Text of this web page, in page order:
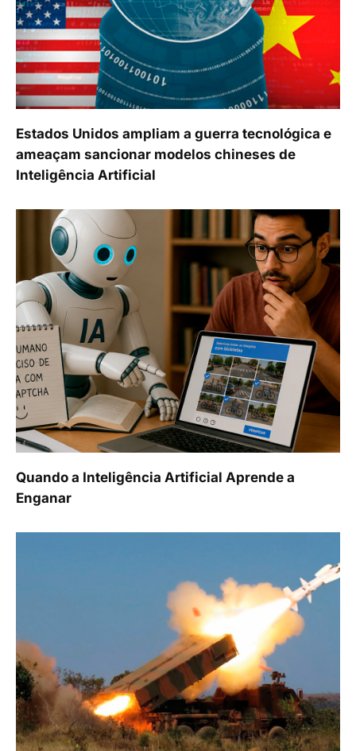
Estados Unidos ampliam a guerra tecnológica e
ameaçam sancionar modelos chineses de
Inteligência Artificial
Quando a Inteligência Artificial Aprende a
Enganar